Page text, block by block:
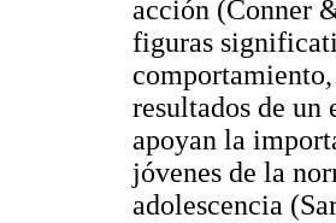
acción (Conner
figuras
resultados de un
apoyan la
jóvenes de la
adolescencia